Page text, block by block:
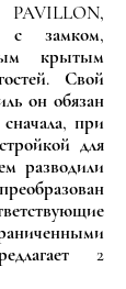
с замком,
крытым
Свой
он обязан
при
для
разводили
2